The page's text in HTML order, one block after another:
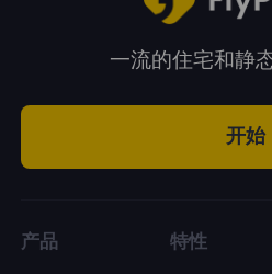
一流的住宅和静
开始
产品 特性